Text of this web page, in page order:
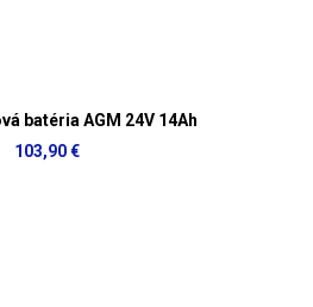
batéria AGM 24V 14Ah
103,90 €